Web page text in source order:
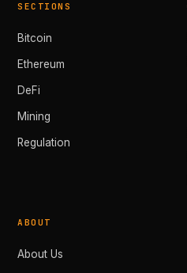
SECTIONS
Bitcoin
Ethereum
DeFi
Mining
Regulation
ABOUT
About Us